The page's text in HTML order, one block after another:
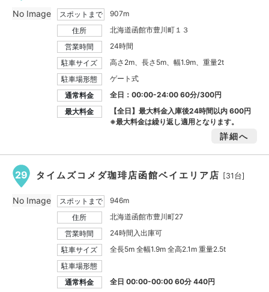
スポットまで
907m
住所
北海道函館市豊川町１３
営業時間
24時間
駐車サイズ
高さ2m、長さ5m、幅1.9m、重量2t
駐車場形態
ゲート式
通常料金
全日：00:00-24:00 60分/300円
最大料金
【全日】最大料金入庫後24時間以内600円
※最大料金は繰り返し適用となります。
詳細へ
No Image
29 タイムズコメダ珈琲店函館ベイエリア店 [31台]
スポットまで
946m
住所
北海道函館市豊川町27
営業時間
24時間入出庫可
駐車サイズ
全長5m 全幅1.9m 全高2.1m 重量2.5t
駐車場形態
通常料金
全日 00:00-00:00 60分 440円
No Image